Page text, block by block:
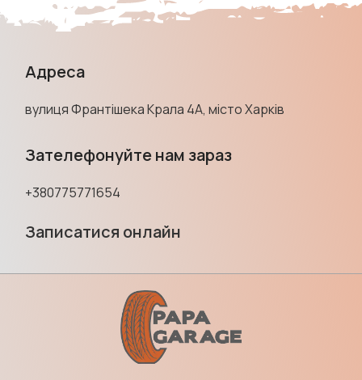
Адреса
вулиця Франтішека Крала 4А, місто Харків
Зателефонуйте нам зараз
+380775771654
Записатися онлайн